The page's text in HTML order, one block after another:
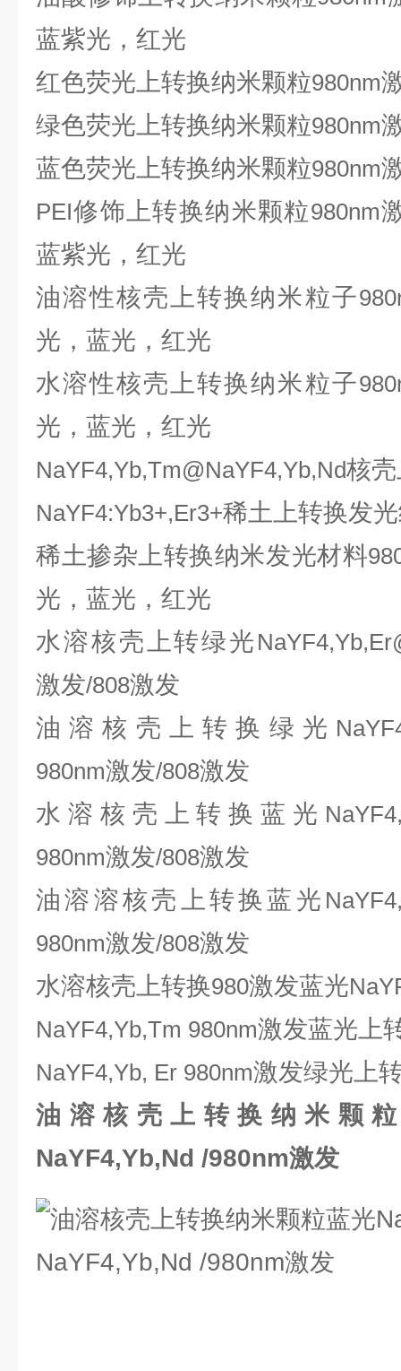
蓝紫光，红光
红色荧光上转换纳米颗粒980nm
绿色荧光上转换纳米颗粒980nm
蓝色荧光上转换纳米颗粒980nm
PEI修饰上转换纳米颗粒980nm
蓝紫光，红光
油溶性核壳上转换纳米粒子
光，蓝光，红光
水溶性核壳上转换纳米粒子
光，蓝光，红光
NaYF4,Yb,Tm@NaYF4,Yb,Nd核
NaYF4:Yb3+,Er3+稀土上转换发
稀土掺杂上转换纳米发光材料
光，蓝光，红光
水溶核壳上转绿光
激发/808激发
油溶核壳上转换绿光
980nm激发/808激发
水溶核壳上转换蓝光
980nm激发/808激发
油溶溶核壳上转换蓝光
980nm激发/808激发
水溶核壳上转换980激发蓝光
NaYF4,Yb,Tm 980nm激发蓝光上
NaYF4,Yb, Er 980nm激发绿光上
油溶核壳上转换纳米颗粒
NaYF4,Yb,Nd /980nm激发